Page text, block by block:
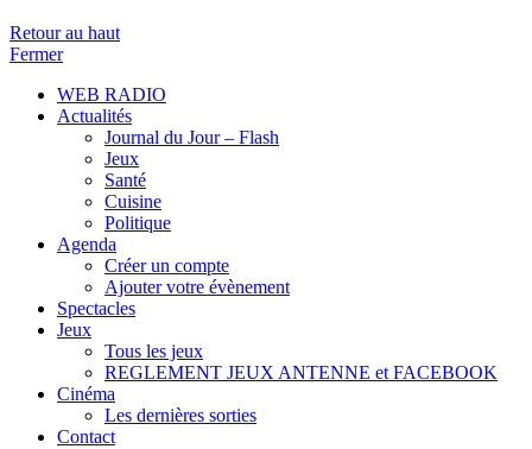
Retour au haut
Fermer
WEB RADIO
Actualités
Journal du Jour – Flash
Jeux
Santé
Cuisine
Politique
Agenda
Créer un compte
Ajouter votre évènement
Spectacles
Jeux
Tous les jeux
REGLEMENT JEUX ANTENNE et FACEBOOK
Cinéma
Les dernières sorties
Contact